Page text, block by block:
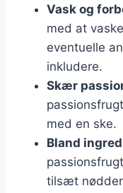
Vask og
med at
eventuelle
inkludere.
Skær
med en ske.
Bland
tilsæt